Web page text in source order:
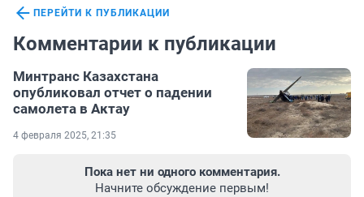
ПЕРЕЙТИ К ПУБЛИКАЦИИ
Комментарии к публикации
Минтранс Казахстана
опубликовал отчет о падении
самолета в Актау
4 февраля 2025, 21:35
Пока нет ни одного комментария.
Начните обсуждение первым!